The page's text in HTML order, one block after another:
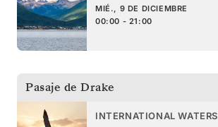
MIÉ., 9 DE DICIEMBRE
00:00 - 21:00
Pasaje de Drake
INTERNATIONAL WATERS